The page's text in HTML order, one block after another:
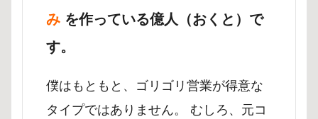
み を作っている億人（おくと）で
す。
僕はもともと、ゴリゴリ営業が得意な
タイプではありません。 むしろ、元コ